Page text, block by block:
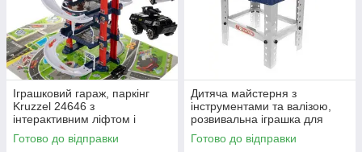
Іграшковий гараж, паркінг
Kruzzel 24646 з
інтерактивним ліфтом і
вертолітним майданчиком
Готово до відправки
Дитяча майстерня з
інструментами та валізою,
розвивальна іграшка для
маленьких самодільників
Kruzzel 24648
Готово до відправки